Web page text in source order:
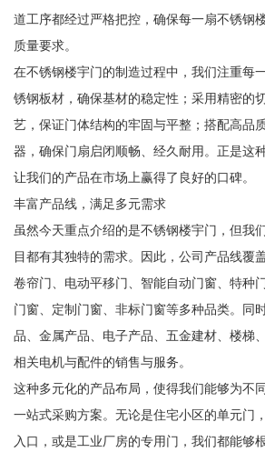
道工序都经过严格把控，确保每一扇不锈钢
质量要求。
在不锈钢楼宇门的制造过程中，我们注重每
锈钢板材，确保基材的稳定性；采用精密的
艺，保证门体结构的牢固与平整；搭配高品
器，确保门扇启闭顺畅、经久耐用。正是这
让我们的产品在市场上赢得了良好的口碑。
丰富产品线，满足多元需求
虽然今天重点介绍的是不锈钢楼宇门，但我
目都有其独特的需求。因此，公司产品线覆
卷帘门、电动平移门、智能自动门窗、特种
门窗、定制门窗、非标门窗等多种品类。同
品、金属产品、电子产品、五金建材、楼梯
相关电机与配件的销售与服务。
这种多元化的产品布局，使得我们能够为不
一站式采购方案。无论是住宅小区的单元门
入口，或是工业厂房的专用门，我们都能够